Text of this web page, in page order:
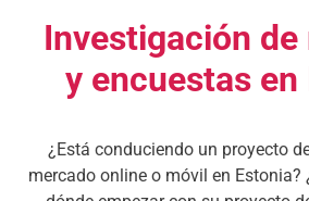
Investigación
y encuestas en
¿Está conduciendo un proyecto
mercado online o móvil en Estonia?